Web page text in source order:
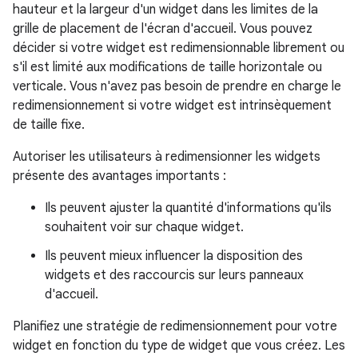
hauteur et la largeur d'un widget dans les limites de la
grille de placement de l'écran d'accueil. Vous pouvez
décider si votre widget est redimensionnable librement ou
s'il est limité aux modifications de taille horizontale ou
verticale. Vous n'avez pas besoin de prendre en charge le
redimensionnement si votre widget est intrinsèquement
de taille fixe.
Autoriser les utilisateurs à redimensionner les widgets
présente des avantages importants :
Ils peuvent ajuster la quantité d'informations qu'ils
souhaitent voir sur chaque widget.
Ils peuvent mieux influencer la disposition des
widgets et des raccourcis sur leurs panneaux
d'accueil.
Planifiez une stratégie de redimensionnement pour votre
widget en fonction du type de widget que vous créez. Les